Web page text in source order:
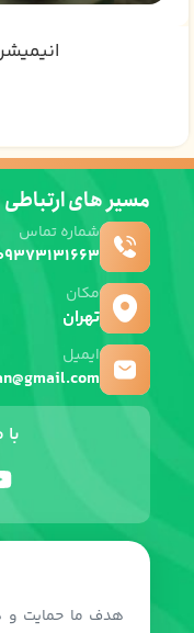
هدف ما حمایت و
مسیر های ارتباطی
شماره تماس
مکان
تهران
ایمیل